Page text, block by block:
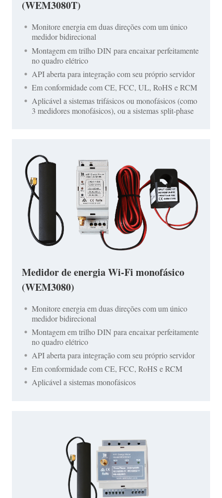
(WEM3080T)
Monitore energia em duas direções com um único
medidor bidirecional
Montagem em trilho DIN para encaixar perfeitamente
no quadro elétrico
API aberta para integração com seu próprio servidor
Em conformidade com CE, FCC, UL, RoHS e RCM
Aplicável a sistemas trifásicos ou monofásicos (como
3 medidores monofásicos), ou a sistemas split-phase
Medidor de energia Wi-Fi monofásico
(WEM3080)
Monitore energia em duas direções com um único
medidor bidirecional
Montagem em trilho DIN para encaixar perfeitamente
no quadro elétrico
API aberta para integração com seu próprio servidor
Em conformidade com CE, FCC, RoHS e RCM
Aplicável a sistemas monofásicos